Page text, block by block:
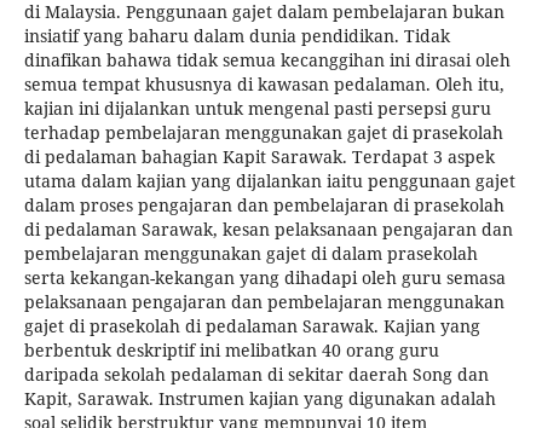
di Malaysia. Penggunaan gajet dalam pembelajaran bukan
insiatif yang baharu dalam dunia pendidikan. Tidak
dinafikan bahawa tidak semua kecanggihan ini dirasai oleh
semua tempat khususnya di kawasan pedalaman. Oleh itu,
kajian ini dijalankan untuk mengenal pasti persepsi guru
terhadap pembelajaran menggunakan gajet di prasekolah
di pedalaman bahagian Kapit Sarawak. Terdapat 3 aspek
utama dalam kajian yang dijalankan iaitu penggunaan gajet
dalam proses pengajaran dan pembelajaran di prasekolah
di pedalaman Sarawak, kesan pelaksanaan pengajaran dan
pembelajaran menggunakan gajet di dalam prasekolah
serta kekangan-kekangan yang dihadapi oleh guru semasa
pelaksanaan pengajaran dan pembelajaran menggunakan
gajet di prasekolah di pedalaman Sarawak. Kajian yang
berbentuk deskriptif ini melibatkan 40 orang guru
daripada sekolah pedalaman di sekitar daerah Song dan
Kapit, Sarawak. Instrumen kajian yang digunakan adalah
soal selidik berstruktur yang mempunyai 10 item